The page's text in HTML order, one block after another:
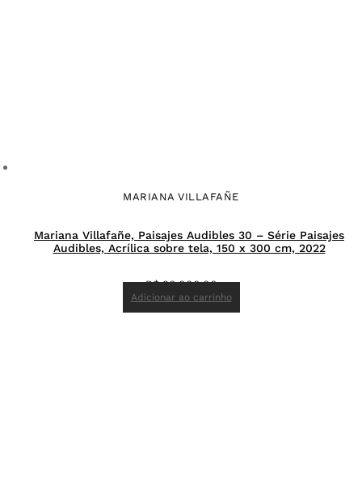
MARIANA VILLAFAÑE
Mariana Villafañe, Paisajes Audibles 30 – Série Paisajes
Audibles, Acrílica sobre tela, 150 x 300 cm, 2022
R$90.000,00
Adicionar ao carrinho